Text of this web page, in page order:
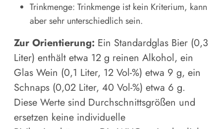
Trinkmenge: Trinkmenge ist kein Kriterium, kann
aber sehr unterschiedlich sein.
Zur Orientierung: Ein Standardglas Bier (0,3
Liter) enthält etwa 12 g reinen Alkohol, ein
Glas Wein (0,1 Liter, 12 Vol-%) etwa 9 g, ein
Schnaps (0,02 Liter, 40 Vol-%) etwa 6 g.
Diese Werte sind Durchschnittsgrößen und
ersetzen keine individuelle